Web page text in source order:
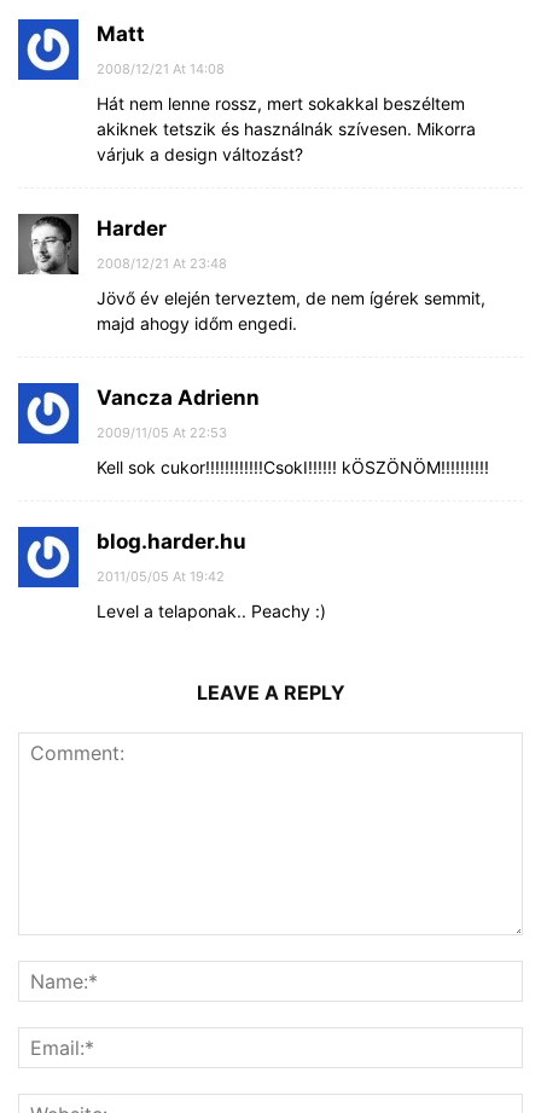
Matt
2008/12/21 At 14:08
Hát nem lenne rossz, mert sokakkal beszéltem
akiknek tetszik és használnák szívesen. Mikorra
várjuk a design változást?
Harder
2008/12/21 At 23:48
Jövő év elején terveztem, de nem ígérek semmit,
majd ahogy időm engedi.
Vancza Adrienn
2009/11/05 At 22:53
Kell sok cukor!!!!!!!!!!!!CsokI!!!!!! kÖSZÖNÖM!!!!!!!!!!
blog.harder.hu
2011/05/05 At 19:42
Level a telaponak.. Peachy :)
LEAVE A REPLY